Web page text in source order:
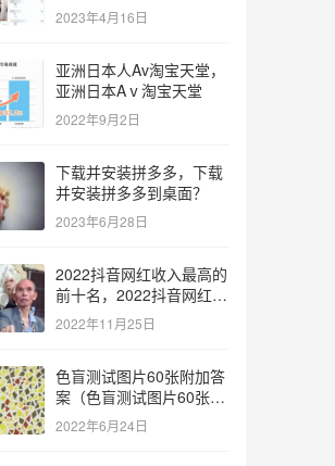
2023年4月16日
亚洲日本人Av淘宝天堂，
亚洲日本Aⅴ淘宝天堂
2022年9月2日
下载并安装拼多多，下载
并安装拼多多到桌面？
2023年6月28日
2022抖音网红收入最高的
前十名，2022抖音网红收
入最高的前十名有哪些？
2022年11月25日
色盲测试图片60张附加答
案（色盲测试图片60张复
杂）
2022年6月24日